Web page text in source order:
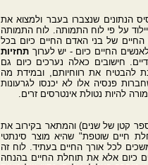
הנתונים שנצברו בעבר ולמצוא את
על פי לוח התמותה. לוח התמותה
החיים של בני האדם החיים כיום בכל
החיים כיום - יש לערוך תחזיות
חישובים כאלה נערכים כיום גם
להבטיח את רווחיותם, ובמידת מה
פנסיה אלו לא יכנסו לגרעונות
להיות נטולת אינטרסים זרים.
קטן של שנים) והמתאר בקירוב את
חיים שוטפת" שהיא מוצר סינתטי
לכל אורך החיים בעתיד. לוח זה
כיום אלא את תוחלת החיים בהנחה